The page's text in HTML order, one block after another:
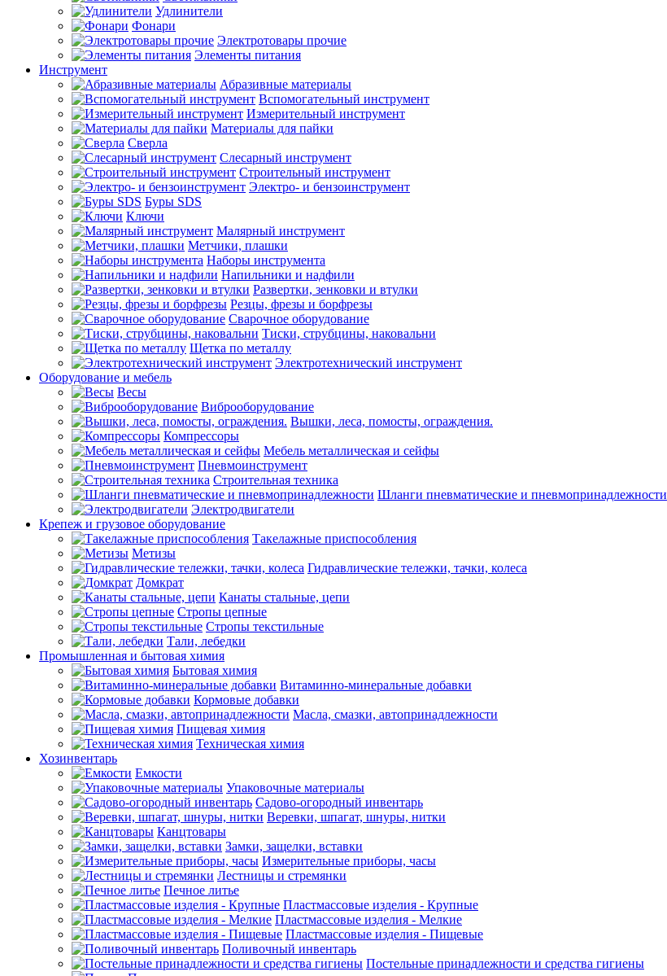
Удлинители
Фонари
Электротовары прочие
Элементы питания
Инструмент
Абразивные материалы
Вспомогательный инструмент
Измерительный инструмент
Материалы для пайки
Сверла
Слесарный инструмент
Строительный инструмент
Электро- и бензоинструмент
Буры SDS
Ключи
Малярный инструмент
Метчики, плашки
Наборы инструмента
Напильники и надфили
Развертки, зенковки и втулки
Резцы, фрезы и борфрезы
Сварочное оборудование
Тиски, струбцины, наковальни
Щетка по металлу
Электротехнический инструмент
Оборудование и мебель
Весы
Виброоборудование
Вышки, леса, помосты, ограждения.
Компрессоры
Мебель металлическая и сейфы
Пневмоинструмент
Строительная техника
Шланги пневматические и пневмопринадлежности
Электродвигатели
Крепеж и грузовое оборудование
Такелажные приспособления
Метизы
Гидравлические тележки, тачки, колеса
Домкрат
Канаты стальные, цепи
Стропы цепные
Стропы текстильные
Тали, лебедки
Промышленная и бытовая химия
Бытовая химия
Витаминно-минеральные добавки
Кормовые добавки
Масла, смазки, автопринадлежности
Пищевая химия
Техническая химия
Хозинвентарь
Емкости
Упаковочные материалы
Садово-огородный инвентарь
Веревки, шпагат, шнуры, нитки
Канцтовары
Замки, защелки, вставки
Измерительные приборы, часы
Лестницы и стремянки
Печное литье
Пластмассовые изделия - Крупные
Пластмассовые изделия - Мелкие
Пластмассовые изделия - Пищевые
Поливочный инвентарь
Постельные принадлежности и средства гигиены